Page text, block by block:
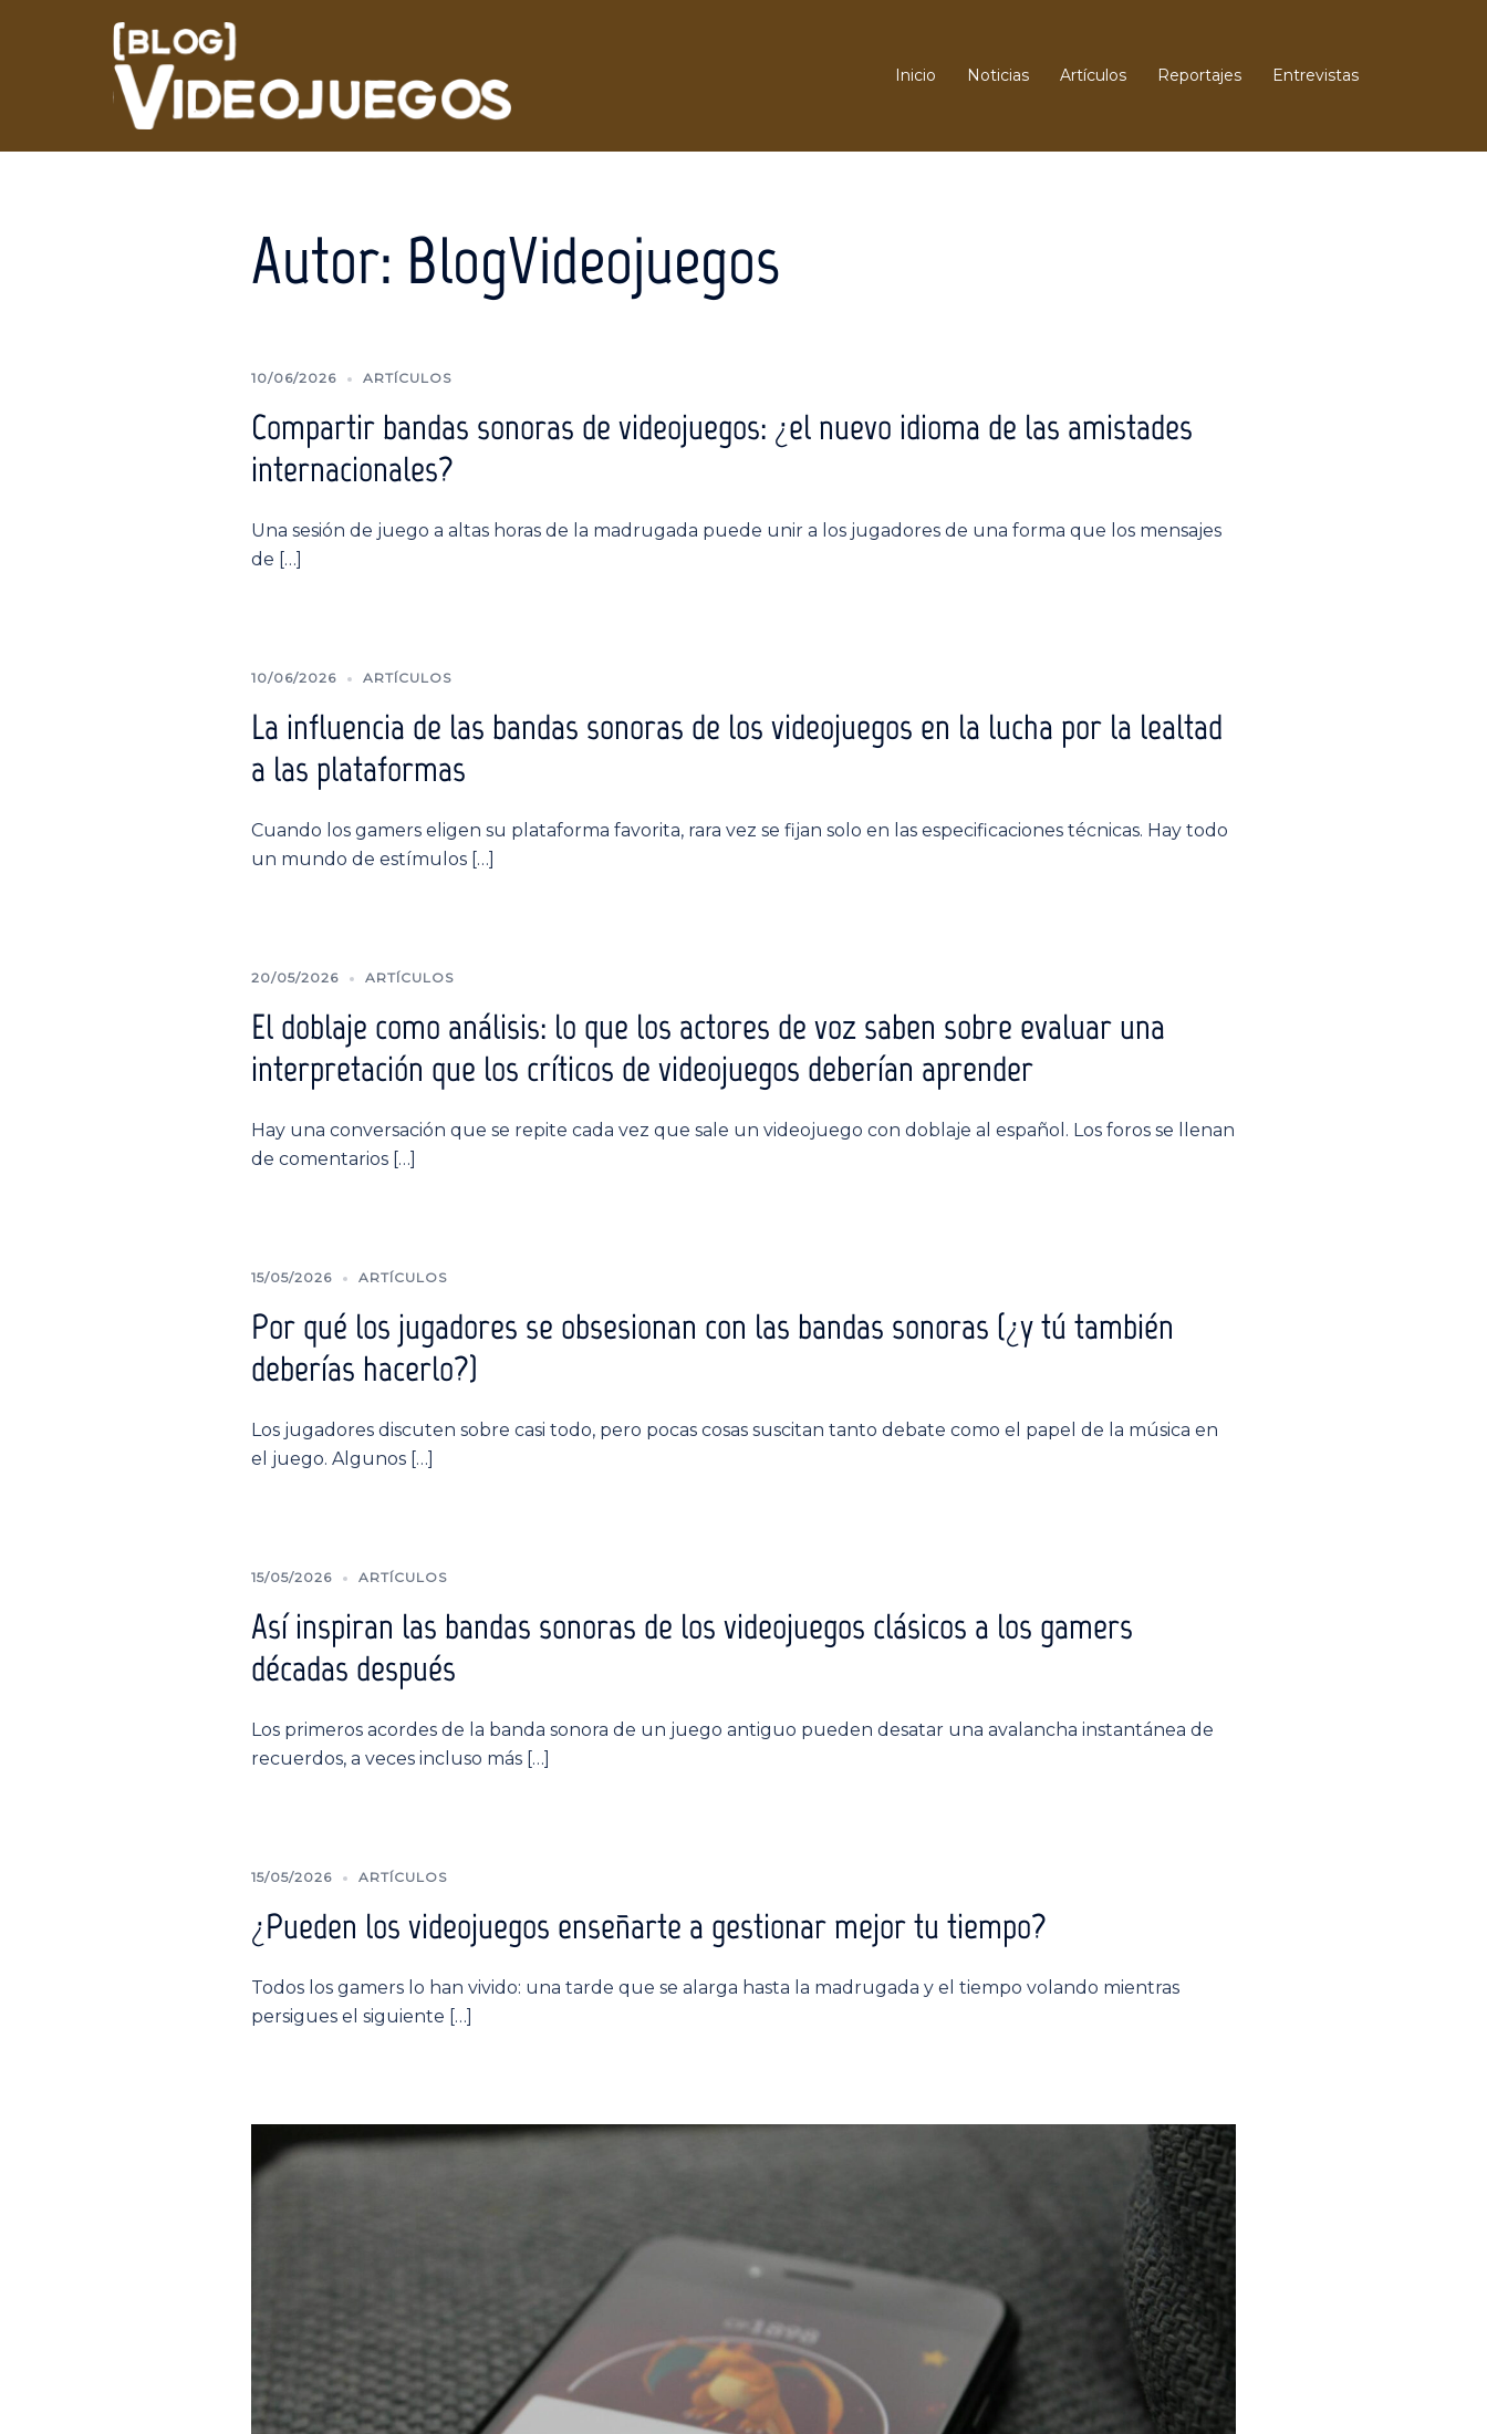
Inicio Noticias Artículos Reportajes Entrevistas
Autor: BlogVideojuegos
10/06/2026 ARTÍCULOS
Compartir bandas sonoras de videojuegos: ¿el nuevo idioma de las amistades
internacionales?
Una sesión de juego a altas horas de la madrugada puede unir a los jugadores de una forma que los mensajes
de […]
10/06/2026 ARTÍCULOS
La influencia de las bandas sonoras de los videojuegos en la lucha por la lealtad
a las plataformas
Cuando los gamers eligen su plataforma favorita, rara vez se fijan solo en las especificaciones técnicas. Hay todo
un mundo de estímulos […]
20/05/2026 ARTÍCULOS
El doblaje como análisis: lo que los actores de voz saben sobre evaluar una
interpretación que los críticos de videojuegos deberían aprender
Hay una conversación que se repite cada vez que sale un videojuego con doblaje al español. Los foros se llenan
de comentarios […]
15/05/2026 ARTÍCULOS
Por qué los jugadores se obsesionan con las bandas sonoras (¿y tú también
deberías hacerlo?)
Los jugadores discuten sobre casi todo, pero pocas cosas suscitan tanto debate como el papel de la música en
el juego. Algunos […]
15/05/2026 ARTÍCULOS
Así inspiran las bandas sonoras de los videojuegos clásicos a los gamers
décadas después
Los primeros acordes de la banda sonora de un juego antiguo pueden desatar una avalancha instantánea de
recuerdos, a veces incluso más […]
15/05/2026 ARTÍCULOS
¿Pueden los videojuegos enseñarte a gestionar mejor tu tiempo?
Todos los gamers lo han vivido: una tarde que se alarga hasta la madrugada y el tiempo volando mientras
persigues el siguiente […]